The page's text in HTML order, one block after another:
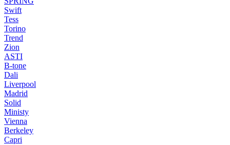
Swift
Tess
Torino
Trend
Zion
ASTI
B-tone
Dali
Liverpool
Madrid
Solid
Ministy
Vienna
Berkeley
Capri